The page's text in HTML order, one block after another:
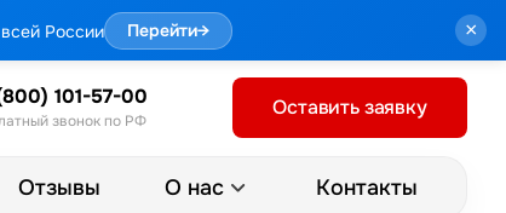
России Перейти→ ×
101-57-00
звонок по РФ
Оставить заявку
Отзывы О нас Контакты